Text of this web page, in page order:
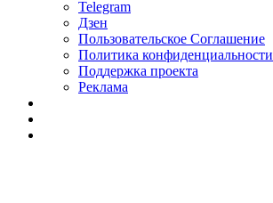
Telegram
Дзен
Пользовательское Соглашение
Политика конфиденциальности
Поддержка проекта
Реклама